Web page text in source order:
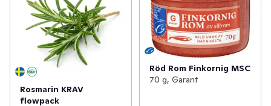
Rosmarin KRAV
flowpack
Röd Rom Finkornig MSC
70 g, Garant